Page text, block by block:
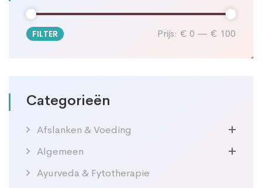
Min.
Max.
FILTER Prijs: € 0 — € 100
Categorieën
Afslanken & Voeding
Algemeen
Ayurveda & Fytotherapie